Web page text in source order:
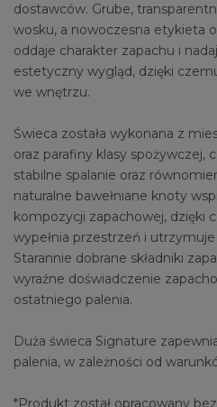
dostawców. Grube,
wosku, a nowoczesna etykieta
oddaje charakter zapachu i
estetyczny wygląd, dzięki
we wnętrzu.
Świeca została wykonana z
oraz parafiny klasy spożywczej,
stabilne spalanie oraz
naturalne bawełniane knoty
kompozycji zapachowej, dzięki
wypełnia przestrzeń i utrzymuje
Starannie dobrane składniki
wyraźne doświadczenie
ostatniego palenia.
Duża świeca Signature
palenia, w zależności od
*Produkt został opracowany